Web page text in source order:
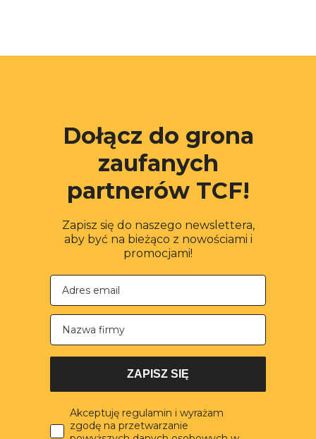
Dołącz do grona
zaufanych
partnerów TCF!
Zapisz się do naszego newslettera,
aby być na bieżąco z nowościami i
promocjami!
Nazwa firmy
ZAPISZ SIĘ
Akceptuję regulamin i wyrażam
zgodę na przetwarzanie